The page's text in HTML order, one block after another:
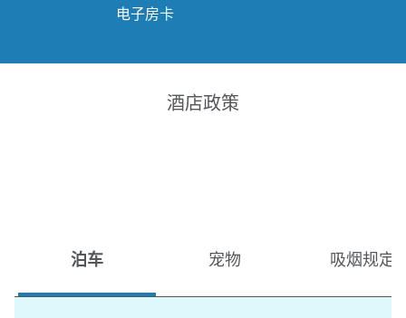
电子房卡
酒店政策
泊车 宠物 吸烟规定